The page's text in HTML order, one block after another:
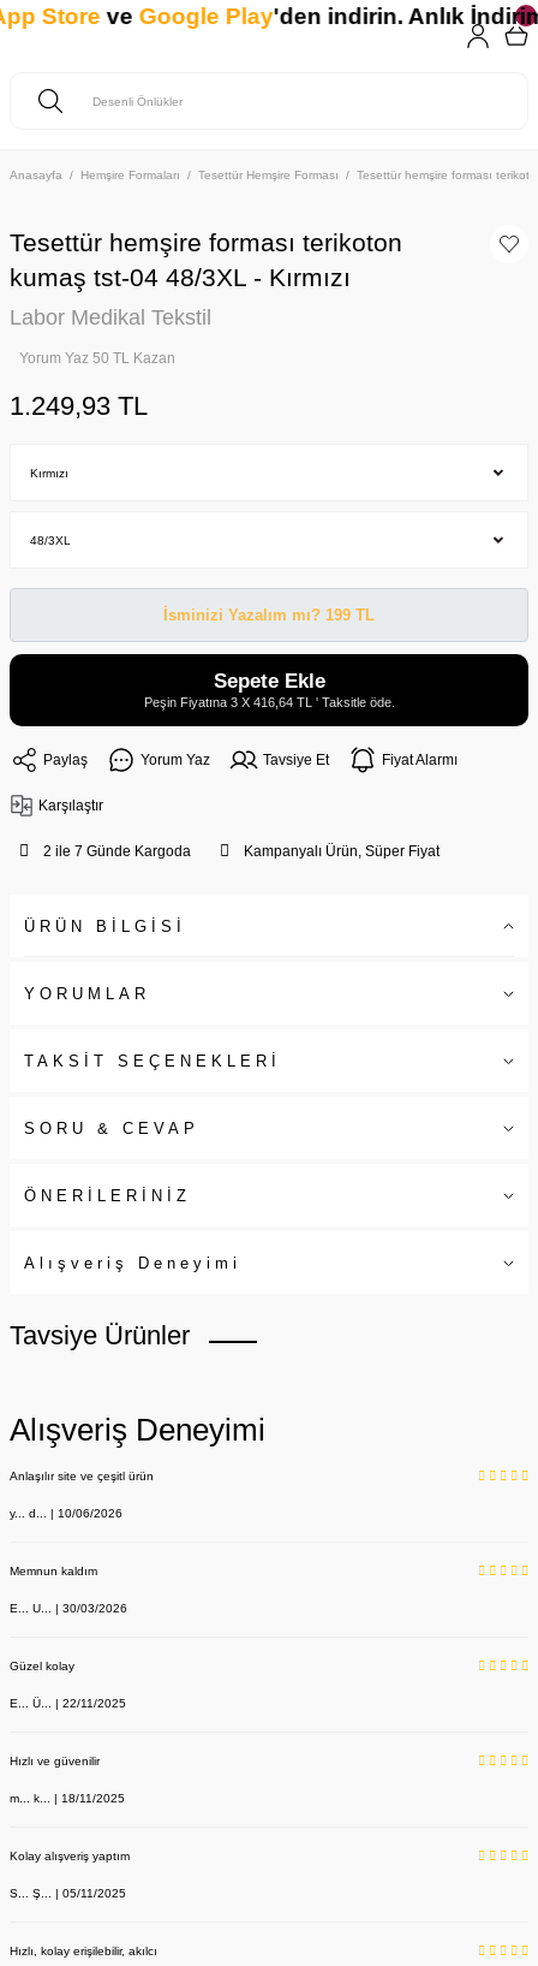
Anasayfa Hemşire Formaları Tesettür Hemşire Forması Tesettür hemşire forması
Tesettür hemşire forması terikoton
kumaş tst-04 48/3XL - Kırmızı
Labor Medikal Tekstil
Yorum Yaz 50 TL Kazan
1.249,93 TL
İsminizi Yazalım mı? 199 TL
Sepete Ekle
Peşin Fiyatına 3 X 416,64 TL ' Taksitle öde.
Paylaş Yorum Yaz Tavsiye Et Fiyat Alarmı
Karşılaştır
2 ile 7 Günde Kargoda Kampanyalı Ürün, Süper Fiyat
ÜRÜN BİLGİSİ
YORUMLAR
TAKSİT SEÇENEKLERİ
SORU & CEVAP
ÖNERİLERİNİZ
Alışveriş Deneyimi
Tavsiye Ürünler
Alışveriş Deneyimi
Anlaşılır site ve çeşitl ürün
y... d... | 10/06/2026
Memnun kaldım
E... U... | 30/03/2026
Güzel kolay
E... Ü... | 22/11/2025
Hızlı ve güvenilir
m... k... | 18/11/2025
Kolay alışveriş yaptım
S... Ş... | 05/11/2025
Hızlı, kolay erişilebilir, akılcı
StoreveGoogle Play'den indirin. Anlık